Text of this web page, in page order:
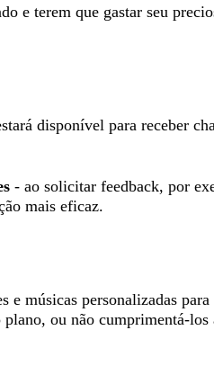
e terem que gastar seu
disponível para receber
- ao solicitar feedback, por
mais eficaz.
músicas personalizadas
plano, ou não cumprimentá-